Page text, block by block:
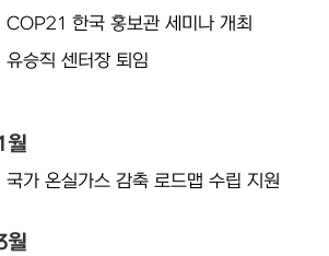
COP21 한국 홍보관 세미나 개최
유승직 센터장 퇴임
월
국가 온실가스 감축 로드맵 수립 지원
월